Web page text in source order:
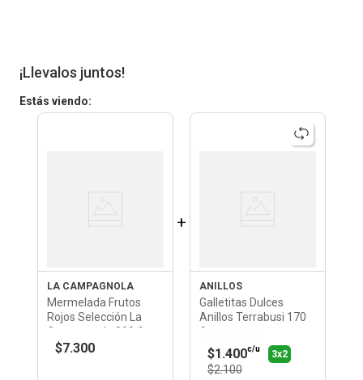
¡Llevalos juntos!
Estás viendo:
LA CAMPAGNOLA
Mermelada Frutos
Rojos Selección La
Campagnola 390 Gr
$7.300
+
ANILLOS
Galletitas Dulces
Anillos Terrabusi 170
Gr
$1.400c/u 3x2
$2.100